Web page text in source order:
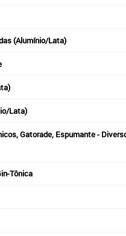
(Alumínio/Lata)
Lata)
Gatorade, Espumante -
Tônica